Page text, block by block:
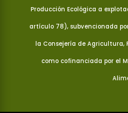
Producción Ecológica a
artículo 78), subvencionada
la Consejería de Agricultura,
como cofinanciada por el